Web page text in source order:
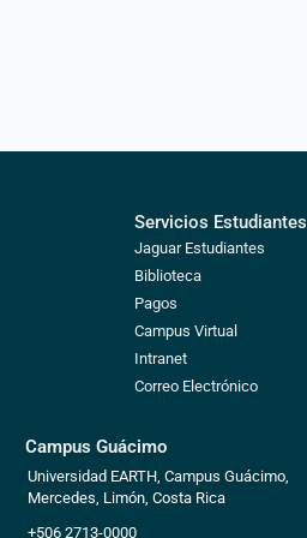
Servicios Estudiantes
Jaguar Estudiantes
Biblioteca
Pagos
Campus Virtual
Intranet
Correo Electrónico
Campus Guácimo
Universidad EARTH, Campus Guácimo,
Mercedes, Limón, Costa Rica
+506 2713-0000